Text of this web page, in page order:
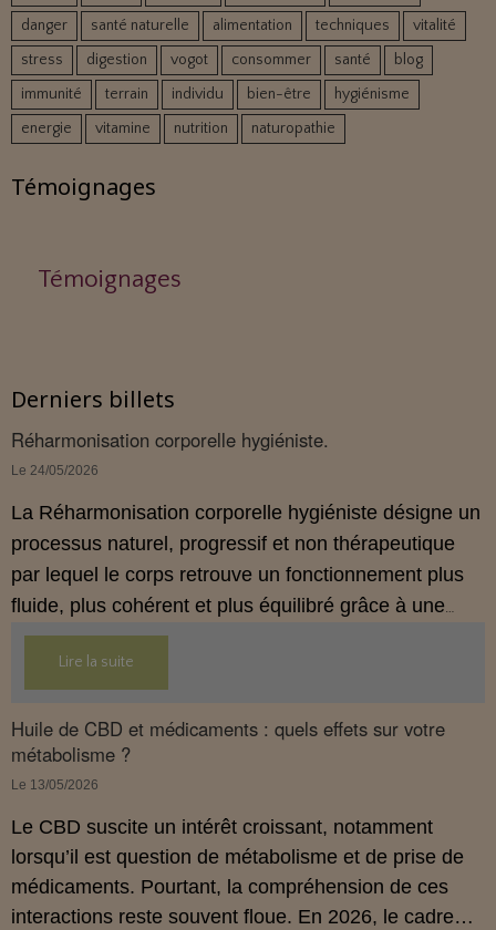
danger
santé naturelle alimentation techniques
vitalité
stress
digestion vogot consommer santé
blog
immunité
terrain individu bien-être
hygiénisme
energie
vitamine nutrition naturopathie
Témoignages
Témoignages
Derniers billets
Réharmonisation corporelle hygiéniste.
Le 24/05/2026
La Réharmonisation corporelle hygiéniste désigne un
processus naturel, progressif et non thérapeutique
par lequel le corps retrouve un fonctionnement plus
fluide, plus cohérent et plus équilibré grâce à une
hygiène de vie adaptée.
Lire la suite
Huile de CBD et médicaments : quels effets sur votre
métabolisme ?
Le 13/05/2026
Le CBD suscite un intérêt croissant, notamment
lorsqu’il est question de métabolisme et de prise de
médicaments. Pourtant, la compréhension de ces
interactions reste souvent floue. En 2026, le cadre